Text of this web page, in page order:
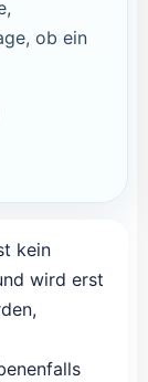
ob ein
kein
wird erst